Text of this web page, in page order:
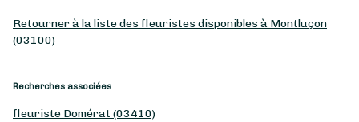
Retourner à la liste des fleuristes disponibles à Montluçon
(03100)
Recherches associées
fleuriste Domérat (03410)